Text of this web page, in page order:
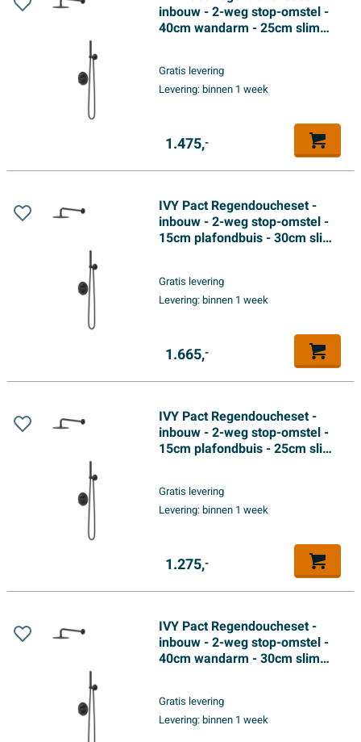
inbouw - 2-weg stop-omstel -
40cm wandarm - 25cm slim
doucheslang - staafmodel
handdouche - Mat zwart PED
Gratis levering
Levering:binnen 1 week
1.475,-
IVY Pact Regendoucheset -
inbouw - 2-weg stop-omstel -
15cm plafondbuis - 30cm slim
doucheslang - staafmodel
handdouche - Mat zwart PED
Gratis levering
Levering:binnen 1 week
1.665,-
IVY Pact Regendoucheset -
inbouw - 2-weg stop-omstel -
15cm plafondbuis - 25cm slim
doucheslang - staafmodel
handdouche - Mat zwart PED
Gratis levering
Levering:binnen 1 week
1.275,-
IVY Pact Regendoucheset -
inbouw - 2-weg stop-omstel -
40cm wandarm - 30cm slim
doucheslang - staafmodel
handdouche - Mat zwart PED
Gratis levering
Levering:binnen 1 week